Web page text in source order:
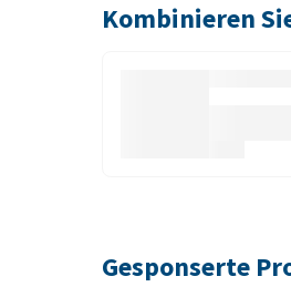
Inhalt
Kombinieren
Gesponserte